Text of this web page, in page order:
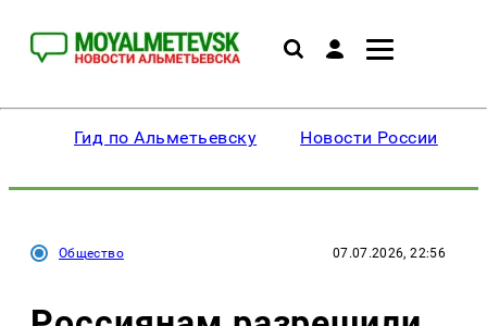
Гид по Альметьевску Новости России
Общество 07.07.2026, 22:56